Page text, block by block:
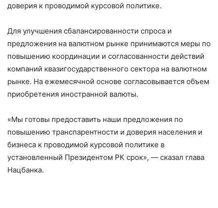
доверия к проводимой курсовой политике.
Для улучшения сбалансированности спроса и
предложения на валютном рынке принимаются меры по
повышению координации и согласованности действий
компаний квазигосударственного сектора на валютном
рынке. На ежемесячной основе согласовывается объем
приобретения иностранной валюты.
«Мы готовы предоставить наши предложения по
повышению транспарентности и доверия населения и
бизнеса к проводимой курсовой политике в
установленный Президентом РК срок», — сказал глава
Нацбанка.